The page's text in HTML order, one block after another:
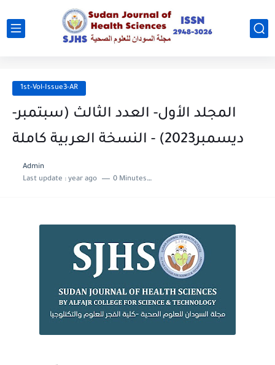
1st-Vol-Issue3-AR
المجلد الأول- العدد الثالث (سبتمبر-
ديسمبر2023) - النسخة العربية كاملة
Admin
Last update : year ago 0 Minutes to read